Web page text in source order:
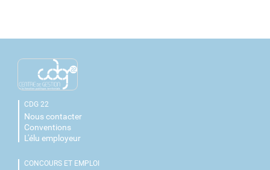
CDG 22
Nous contacter
Conventions
L'élu employeur
CONCOURS ET EMPLOI